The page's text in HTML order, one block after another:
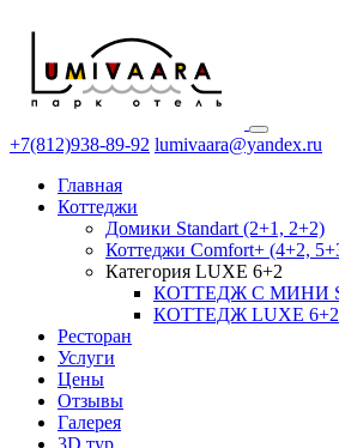
+7(812)938-89-92 lumivaara@yandex.ru
Главная
Коттеджи
Домики Standart (2+1, 2+2)
Коттеджи Comfort+ (4+2,
Категория LUXE 6+2
КОТТЕДЖ С МИНИ
КОТТЕДЖ LUXE 6+2
Ресторан
Услуги
Цены
Отзывы
Галерея
3D тур